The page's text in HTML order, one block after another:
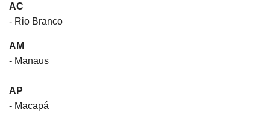
AC
- Rio Branco
AM
- Manaus
AP
- Macapá